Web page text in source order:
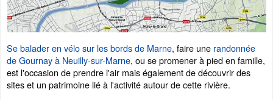
Se balader en vélo sur les bords de Marne, faire une randonnée
de Gournay à Neuilly-sur-Marne, ou se promener à pied en famille,
est l'occasion de prendre l'air mais également de découvrir des
sites et un patrimoine lié à l'activité autour de cette rivière.